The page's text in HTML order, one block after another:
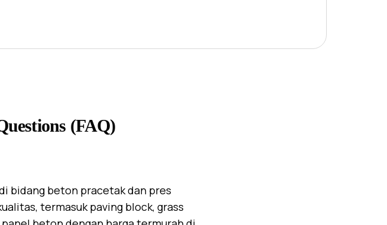
(FAQ)
bidang beton pracetak dan pres
termasuk paving block, grass